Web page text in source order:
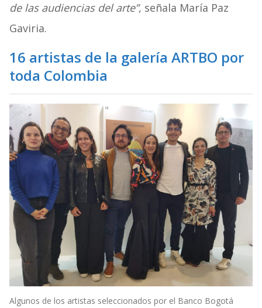
de las audiencias del arte”, señala María Paz
Gaviria.
16 artistas de la galería ARTBO por
toda Colombia
Algunos de los artistas seleccionados por el Banco Bogotá